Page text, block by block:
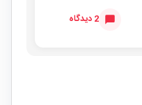
2 دیدگاه